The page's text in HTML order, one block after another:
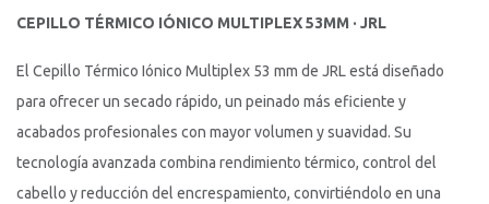
CEPILLO TÉRMICO IÓNICO MULTIPLEX 53MM · JRL
El Cepillo Térmico Iónico Multiplex 53 mm de JRL está diseñado
para ofrecer un secado rápido, un peinado más eficiente y
acabados profesionales con mayor volumen y suavidad. Su
tecnología avanzada combina rendimiento térmico, control del
cabello y reducción del encrespamiento, convirtiéndolo en una